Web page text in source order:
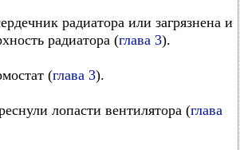
радиатора или загрязнена и
радиатора (глава 3).
(глава 3).
лопасти вентилятора (глава